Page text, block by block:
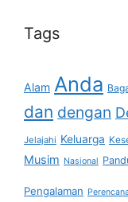
Tags
Alam Anda
dan dengan
Jelajahi Keluarga
Musim Nasional
Pengalaman